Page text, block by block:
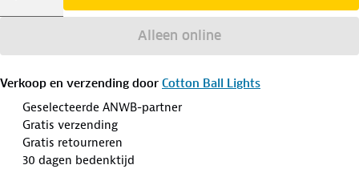
Alleen online
Verkoop en verzending door Cotton Ball Lights
Geselecteerde ANWB-partner
Gratis verzending
Gratis retourneren
30 dagen bedenktijd